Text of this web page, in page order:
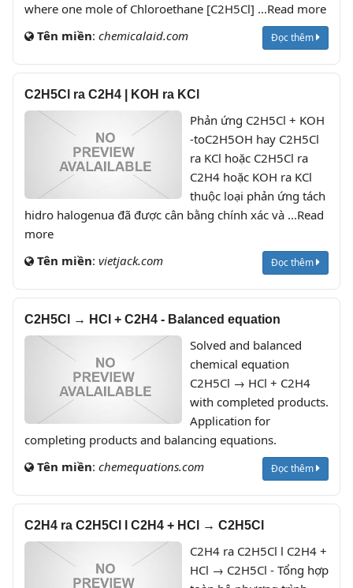
where one mole of Chloroethane [C2H5Cl] ...Read more
Tên miền: chemicalaid.com Đọc thêm
C2H5Cl ra C2H4 | KOH ra KCl
Phản ứng C2H5Cl + KOH
-toC2H5OH hay C2H5Cl
ra KCl hoặc C2H5Cl ra
C2H4 hoặc KOH ra KCl
thuộc loại phản ứng tách
hidro halogenua đã được cân bằng chính xác và ...Read
more
Tên miền: vietjack.com Đọc thêm
C2H5Cl → HCl + C2H4 - Balanced equation
Solved and balanced
chemical equation
C2H5Cl → HCl + C2H4
with completed products.
Application for
completing products and balancing equations.
Tên miền: chemequations.com Đọc thêm
C2H4 ra C2H5Cl l C2H4 + HCl → C2H5Cl
C2H4 ra C2H5Cl l C2H4 +
HCl → C2H5Cl - Tổng hợp